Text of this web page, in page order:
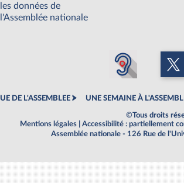
les données de
l'Assemblée nationale
DE L'ASSEMBLEE UNE SEMAINE À
©Tous droits
Mentions légales
Accessibilité : partiellement
Assemblée nationale - 126 Rue de